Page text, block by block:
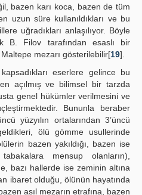
bazen karı koca, bazen de tüm
uzun süre kullanıldıkları ve bu
uğradıkları anlaşılıyor. Böyle
B. Filov tarafından esaslı bir
mezarı gösterilebilir[19].
eserlere gelince bu
açılmış ve bilimsel bir tarzda
genel hükümler verilmesini ve
Bununla beraber
yüzyılın ortalarından 3’üncü
ölü gömme usullerinde
bazen yakıldığı, bazen ise
mensup olanların),
bazı hallerde ise zeminin altına
ibaret olduğu, ölünün hayatında
asıl mezarın etrafına, bazen